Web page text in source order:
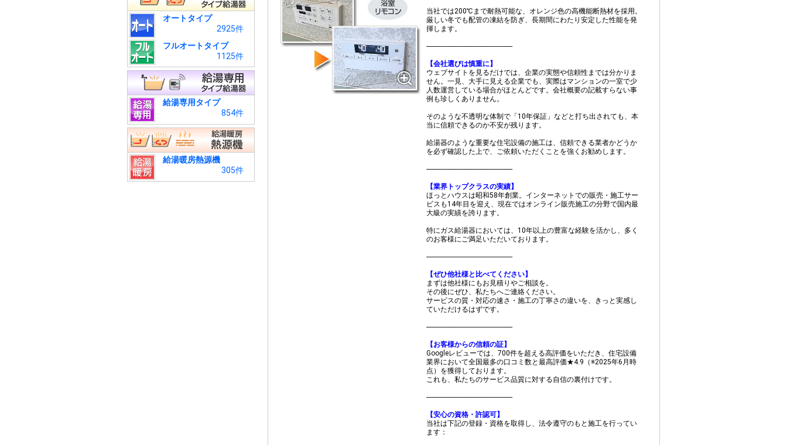
オートタイプ
2925件
フルオートタイプ
1125件
給湯専用タイプ
854件
給湯暖房熱源機
305件
当社では200℃まで耐熱可能な、オレンジ色の高機能断熱材を採用。
厳しい冬でも配管の凍結を防ぎ、長期間にわたり安定した性能を発
揮します。
​-------------------------------------------------
【会社選びは慎重に】
ウェブサイトを見るだけでは、企業の実態や信頼性までは分かりま
せん。一見、大手に見える企業でも、実際はマンションの一室で少
人数運営している場合がほとんどです。会社概要の記載すらない事
例も珍しくありません。
そのような不透明な体制で「10年保証」などと打ち出されても、本
当に信頼できるのか不安が残ります。
給湯器のような重要な住宅設備の施工は、信頼できる業者かどうか
を必ず確認した上で、ご依頼いただくことを強くお勧めします。
​-------------------------------------------------
【業界トップクラスの実績】
ほっとハウスは昭和58年創業。インターネットでの販売・施工サー
ビスも14年目を迎え、現在ではオンライン販売施工の分野で国内最
大級の実績を誇ります。
特にガス給湯器においては、10年以上の豊富な経験を活かし、多く
のお客様にご満足いただいております。
​-------------------------------------------------
【ぜひ他社様と比べてください】
まずは他社様にもお見積りやご相談を。
その後にぜひ、私たちへご連絡ください。
サービスの質・対応の速さ・施工の丁寧さの違いを、きっと実感し
ていただけるはずです。
​-------------------------------------------------
【お客様からの信頼の証】
Googleレビューでは、700件を超える高評価をいただき、住宅設備
業界において全国最多の口コミ数と最高評価★4.9（※2025年6月時
点）を獲得しております。
これも、私たちのサービス品質に対する自信の裏付けです。
​-------------------------------------------------
【安心の資格・許認可】
当社は下記の登録・資格を取得し、法令遵守のもと施工を行ってい
ます：